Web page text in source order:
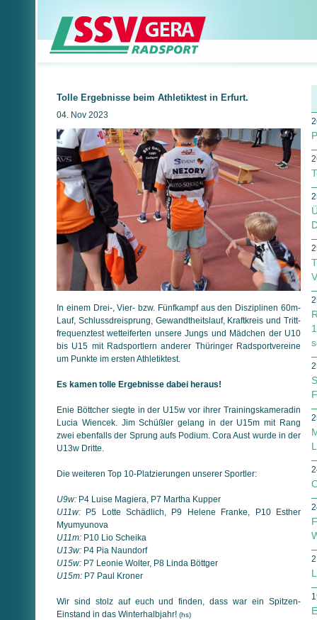
Tolle Ergebnisse beim Athletiktest in Erfurt.
04. Nov 2023
In einem Drei-, Vier- bzw. Fünfkampf aus den Disziplinen 60m-
Lauf, Schlussdreisprung, Gewandtheitslauf, Kraftkreis und Tritt­
frequenz­test wetteiferten unsere Jungs und Mädchen der U10
bis U15 mit Radsportlern anderer Thüringer Rad­sport­vereine
um Punkte im ersten Athletiktest.
Es kamen tolle Ergebnisse dabei heraus!
Enie Böttcher siegte in der U15w vor ihrer Trainingskameradin
Lucia Wiencek. Jim Schüßler gelang in der U15m mit Rang
zwei ebenfalls der Sprung aufs Podium. Cora Aust wurde in der
U13w Dritte.
Die weiteren Top 10-Platzierungen unserer Sportler:
U9w: P4 Luise Magiera, P7 Martha Kupper
U11w: P5 Lotte Schädlich, P9 Helene Franke, P10 Esther
Myumyunova
U11m: P10 Lio Scheika
U13w: P4 Pia Naundorf
U15w: P7 Leonie Wolter, P8 Linda Böttger
U15m: P7 Paul Kroner
Wir sind stolz auf euch und finden, dass war ein Spitzen-
Einstand in das Winterhalbjahr! (hs)